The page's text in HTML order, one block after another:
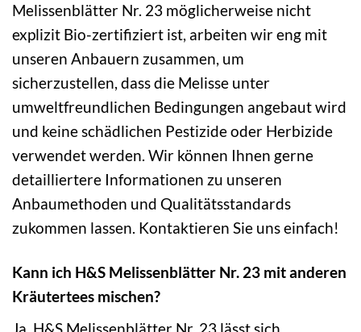
Melissenblätter Nr. 23 möglicherweise nicht
explizit Bio-zertifiziert ist, arbeiten wir eng mit
unseren Anbauern zusammen, um
sicherzustellen, dass die Melisse unter
umweltfreundlichen Bedingungen angebaut wird
und keine schädlichen Pestizide oder Herbizide
verwendet werden. Wir können Ihnen gerne
detailliertere Informationen zu unseren
Anbaumethoden und Qualitätsstandards
zukommen lassen. Kontaktieren Sie uns einfach!
Kann ich H&S Melissenblätter Nr. 23 mit anderen
Kräutertees mischen?
Ja, H&S Melissenblätter Nr. 23 lässt sich